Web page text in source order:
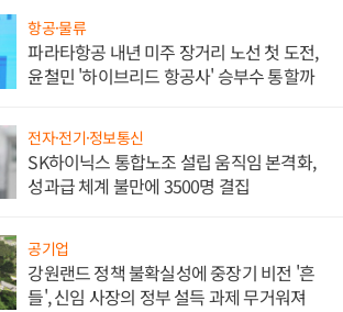
항공·물류
파라타항공 내년 미주 장거리 노선 첫 도전,
윤철민 '하이브리드 항공사' 승부수 통할까
전자·전기·정보통신
SK하이닉스 통합노조 설립 움직임 본격화,
성과급 체계 불만에 3500명 결집
공기업
강원랜드 정책 불확실성에 중장기 비전 '흔
들', 신임 사장의 정부 설득 과제 무거워져